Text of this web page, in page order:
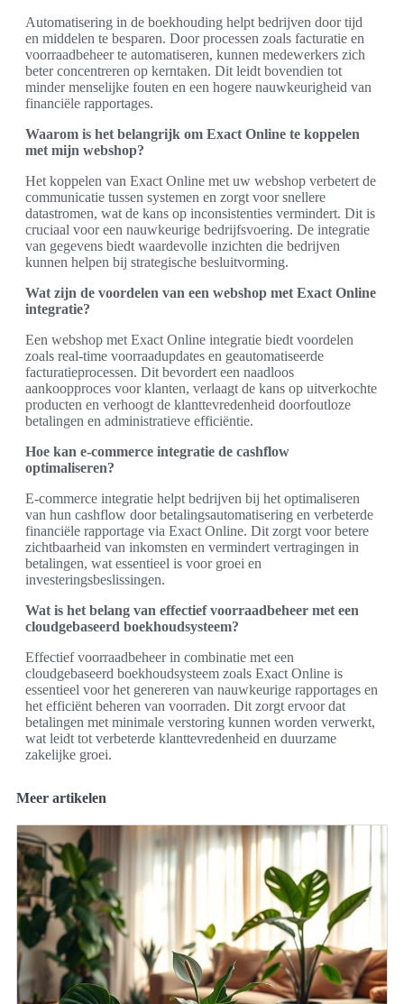
Automatisering in de boekhouding helpt bedrijven door tijd
en middelen te besparen. Door processen zoals facturatie en
voorraadbeheer te automatiseren, kunnen medewerkers zich
beter concentreren op kerntaken. Dit leidt bovendien tot
minder menselijke fouten en een hogere nauwkeurigheid van
financiële rapportages.
Waarom is het belangrijk om Exact Online te koppelen
met mijn webshop?
Het koppelen van Exact Online met uw webshop verbetert de
communicatie tussen systemen en zorgt voor snellere
datastromen, wat de kans op inconsistenties vermindert. Dit is
cruciaal voor een nauwkeurige bedrijfsvoering. De integratie
van gegevens biedt waardevolle inzichten die bedrijven
kunnen helpen bij strategische besluitvorming.
Wat zijn de voordelen van een webshop met Exact Online
integratie?
Een webshop met Exact Online integratie biedt voordelen
zoals real-time voorraadupdates en geautomatiseerde
facturatieprocessen. Dit bevordert een naadloos
aankoopproces voor klanten, verlaagt de kans op uitverkochte
producten en verhoogt de klanttevredenheid doorfoutloze
betalingen en administratieve efficiëntie.
Hoe kan e-commerce integratie de cashflow
optimaliseren?
E-commerce integratie helpt bedrijven bij het optimaliseren
van hun cashflow door betalingsautomatisering en verbeterde
financiële rapportage via Exact Online. Dit zorgt voor betere
zichtbaarheid van inkomsten en vermindert vertragingen in
betalingen, wat essentieel is voor groei en
investeringsbeslissingen.
Wat is het belang van effectief voorraadbeheer met een
cloudgebaseerd boekhoudsysteem?
Effectief voorraadbeheer in combinatie met een
cloudgebaseerd boekhoudsysteem zoals Exact Online is
essentieel voor het genereren van nauwkeurige rapportages en
het efficiënt beheren van voorraden. Dit zorgt ervoor dat
betalingen met minimale verstoring kunnen worden verwerkt,
wat leidt tot verbeterde klanttevredenheid en duurzame
zakelijke groei.
Meer artikelen